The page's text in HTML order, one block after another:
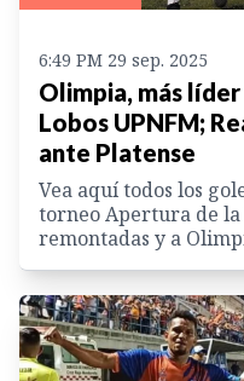
6:49 PM 29 sep. 2025
Olimpia, más
Lobos UPNFM;
ante Platense
Vea aquí todos los
torneo Apertura de la
remontadas y a